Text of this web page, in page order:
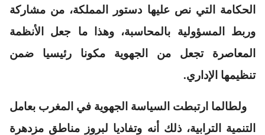
الحكامة التي نص عليها دستور المملكة، من مشاركة
وربط المسؤولية بالمحاسبة، وهذا ما جعل الأنظمة
المعاصرة تجعل من الجهوية مكونا رئيسيا ضمن
تنظيمها الإداري.
ولطالما ارتبطت السياسة الجهوية في المغرب بعامل
التنمية الترابية، ذلك أنه وتفاديا لبروز مناطق مزدهرة